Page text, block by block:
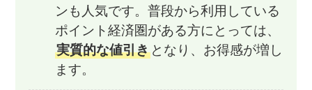
ンも人気です。普段から利用している
ポイント経済圏がある方にとっては、
実質的な値引きとなり、お得感が増し
ます。